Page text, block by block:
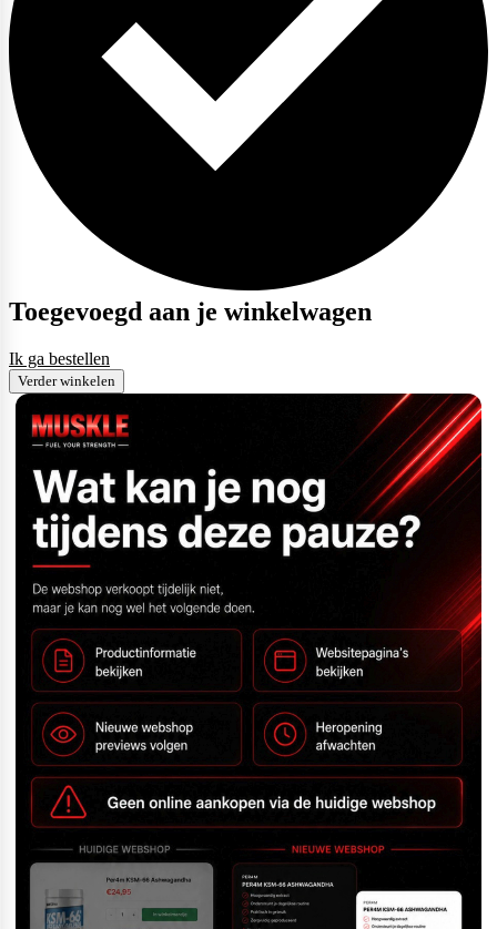
Toegevoegd aan je winkelwagen
Ik ga bestellen
Verder winkelen